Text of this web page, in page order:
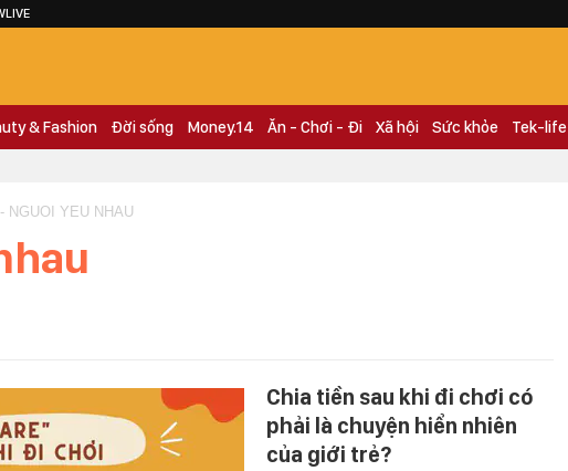
& Fashion Đời sống Money.14 Ăn - Chơi - Đi Xã hội Sức khỏe Tek-life
YEU NHAU
Chia tiền sau khi đi chơi có
phải là chuyện hiển nhiên
của giới trẻ?